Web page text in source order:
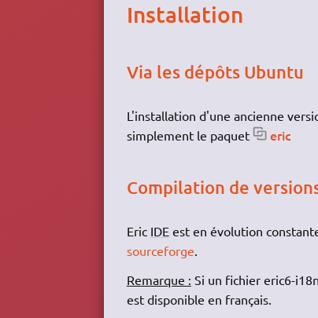
Installation
Via les dépôts Ubuntu
L'installation d'une ancienne
simplement le paquet
eric
Compilation de
Eric IDEest en évolution
sourceforge.
Remarque : Si un fichier eric6-
est disponible en français.